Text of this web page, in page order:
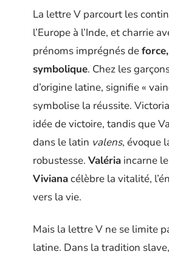
La lettre V parcourt les
l’Europe à l’Inde, et charrie
prénoms imprégnés de
symbolique. Chez les
d’origine latine, signifie «
symbolise la réussite.
idée de victoire, tandis que
dans le latin valens, évoque
robustesse. Valéria incarne
Vivianacélèbre la vitalité,
vers la vie.
Mais la lettre V ne se limite
latine. Dans la tradition